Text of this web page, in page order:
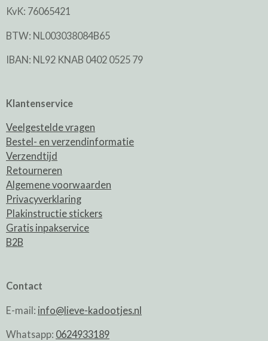
KvK: 76065421
BTW: NL003038084B65
IBAN: NL92 KNAB 0402 0525 79
Klantenservice
Veelgestelde vragen
Bestel- en verzendinformatie
Verzendtijd
Retourneren
Algemene voorwaarden
Privacyverklaring
Plakinstructie stickers
Gratis inpakservice
B2B
Contact
E-mail: info@lieve-kadootjes.nl
Whatsapp: 0624933189